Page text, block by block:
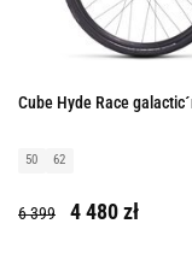
Cube Hyde Race
50 62
6 399 4 480 zł